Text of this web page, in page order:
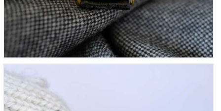
Waltham US Army, Guerre de Corée